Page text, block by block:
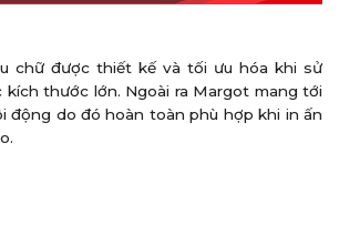
chữ được thiết kế và tối ưu hóa khi sử
thước lớn. Ngoài ra Margot mang tới
động do đó hoàn toàn phù hợp khi in ấn